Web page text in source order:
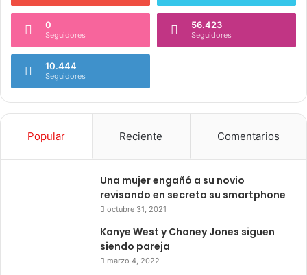
0
Seguidores
56.423
Seguidores
10.444
Seguidores
Popular Reciente Comentarios
Una mujer engañó a su novio
revisando en secreto su smartphone
octubre 31, 2021
Kanye West y Chaney Jones siguen
siendo pareja
marzo 4, 2022